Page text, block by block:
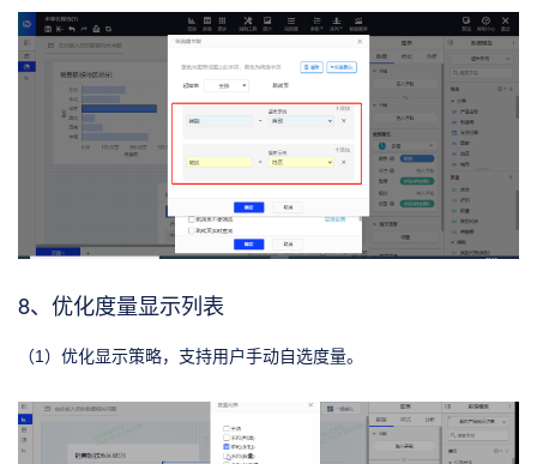
8、优化度量显示列表
（1）优化显示策略，支持用户手动自选度量。